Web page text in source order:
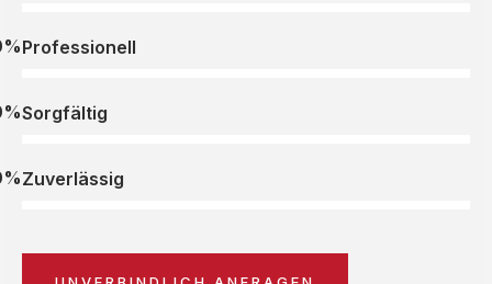
Professionell
Sorgfältig
Zuverlässig